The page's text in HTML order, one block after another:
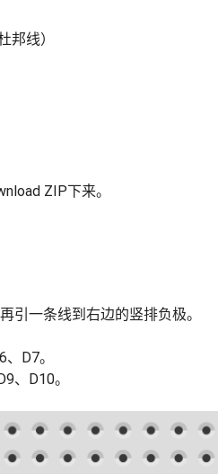
线）
ZIP下来。
引一条线到右边的竖排负极。
D7。
、D10。